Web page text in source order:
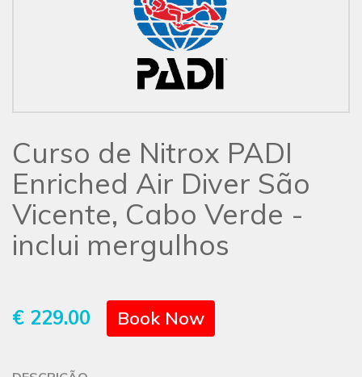
Curso de Nitrox PADI
Enriched Air Diver São
Vicente, Cabo Verde -
inclui mergulhos
€ 229.00 Book Now